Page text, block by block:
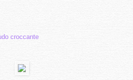
croccante